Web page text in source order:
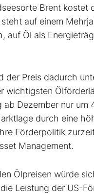
Brent kostet
auf einem
auf Öl als
der Preis dadurch
wichtigsten
ab Dezember nur
durch eine
Förderpolitik
Management.
Ölpreisen würde
Leistung der US-